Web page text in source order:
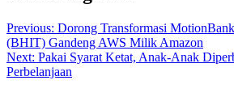
Previous: Dorong Transformasi
(BHIT) Gandeng AWS Milik Amazon
Next: Pakai Syarat Ketat, Anak-Anak
Perbelanjaan